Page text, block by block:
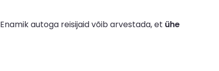
Enamik autoga reisijaid võib arvestada, et ühe